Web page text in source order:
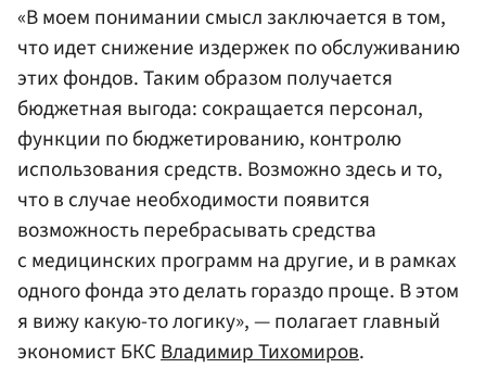
«В моем понимании смысл заключается в том,
что идет снижение издержек по обслуживанию
этих фондов. Таким образом получается
бюджетная выгода: сокращается персонал,
функции по бюджетированию, контролю
использования средств. Возможно здесь и то,
что в случае необходимости появится
возможность перебрасывать средства
с медицинских программ на другие, и в рамках
одного фонда это делать гораздо проще. В этом
я вижу какую-то логику», — полагает главный
экономист БКСВладимир Тихомиров.